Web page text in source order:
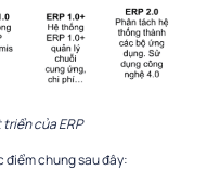
của ERP
điểm chung sau đây: